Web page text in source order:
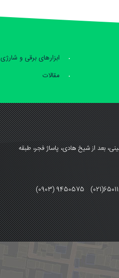
ابزارهای برقی و شارژی
مقالات
بعد از شیخ هادی، پاساژ فجر، طبقه
(0903) 9450575